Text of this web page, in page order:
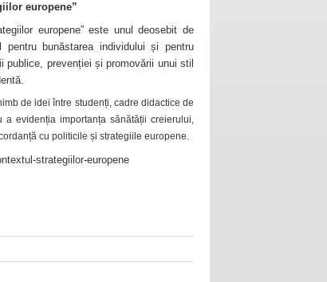
europene”
europene” este unul deosebit de
bunăstarea individului și pentru
prevenției și promovării unui stil
de idei între studenți, cadre didactice de
a evidenția importanța sănătății creierului,
cu politicile și strategiile europene.
strategiilor-europene